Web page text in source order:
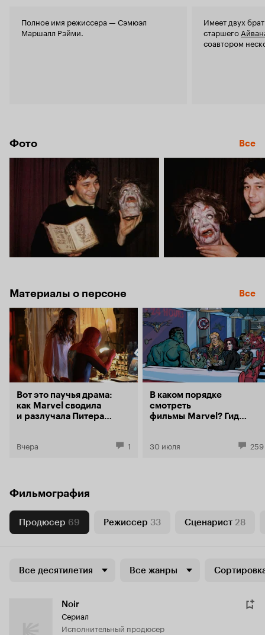
Полное имя режиссера — Сэмюэл
Маршалл Рэйми.
Имеет двух
старшего
соавтором
Фото Все
Материалы о персоне Все
Вот это паучья драма:
как Marvel сводила
и разлучала Питера
Вчера 1
В каком порядке
смотреть
фильмы Marvel? Гид
франшизе
30 июля 259
Фильмография
Продюсер 69 Режиссер 33 Сценарист 28
Все десятилетия Все жанры
Noir
Сериал
исполнительный продюсер